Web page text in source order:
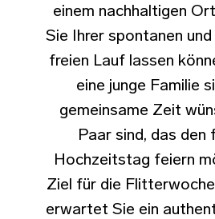
einem nachhaltigen
Sie Ihrer spontanen
freien Lauf lassen
eine junge Familie
gemeinsame Zeit
Paar sind, das den
Hochzeitstag feiern
Ziel für die
erwartet Sie ein